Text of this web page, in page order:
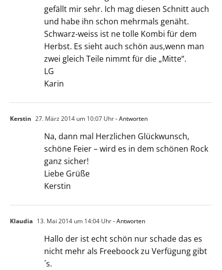
gefällt mir sehr. Ich mag diesen Schnitt auch
und habe ihn schon mehrmals genäht.
Schwarz-weiss ist ne tolle Kombi für dem
Herbst. Es sieht auch schön aus,wenn man
zwei gleich Teile nimmt für die „Mitte“.
LG
Karin
Kerstin 27. März 2014 um 10:07 Uhr- Antworten
Na, dann mal Herzlichen Glückwunsch,
schöne Feier – wird es in dem schönen Rock
ganz sicher!
Liebe Grüße
Kerstin
Klaudia 13. Mai 2014 um 14:04 Uhr- Antworten
Hallo der ist echt schön nur schade das es
nicht mehr als Freeboock zu Verfügung gibt
´s.